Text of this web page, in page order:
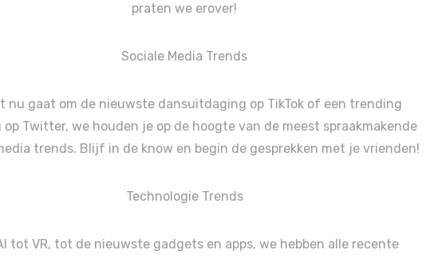
praten we erover!
Sociale Media Trends
nu gaat om de nieuwste dansuitdaging op TikTok of een trending
op Twitter, we houden je op de hoogte van de meest spraakmakende
trends. Blijf in de know en begin de gesprekken met je vrienden!
Technologie Trends
tot VR, tot de nieuwste gadgets en apps, we hebben alle recente